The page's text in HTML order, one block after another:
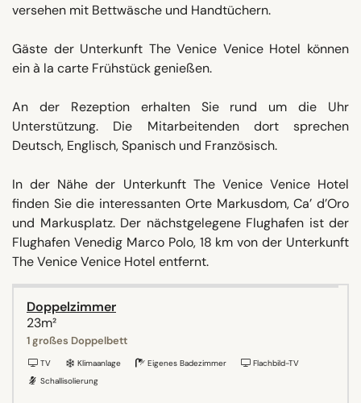
versehen mit Bettwäsche und Handtüchern.
Gäste der Unterkunft The Venice Venice Hotel können
ein à la carte Frühstück genießen.
An der Rezeption erhalten Sie rund um die Uhr
Unterstützung. Die Mitarbeitenden dort sprechen
Deutsch, Englisch, Spanisch und Französisch.
In der Nähe der Unterkunft The Venice Venice Hotel
finden Sie die interessanten Orte Markusdom, Ca’ d’Oro
und Markusplatz. Der nächstgelegene Flughafen ist der
Flughafen Venedig Marco Polo, 18 km von der Unterkunft
The Venice Venice Hotel entfernt.
Doppelzimmer
23m²
1 großes Doppelbett
TV Klimaanlage Eigenes Badezimmer
Flachbild-TV
Schallisolierung